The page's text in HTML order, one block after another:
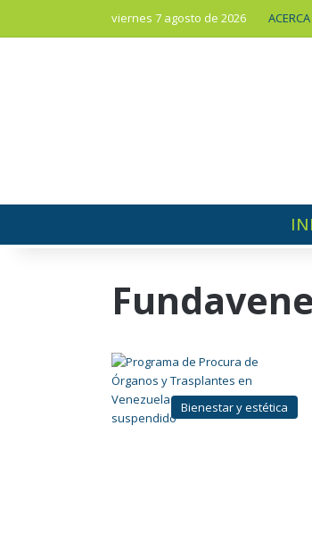
viernes 7 agosto de 2026
Fundavene
Bienestar y estética